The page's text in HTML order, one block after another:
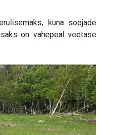
kuna soojade
on vahepeal veetase